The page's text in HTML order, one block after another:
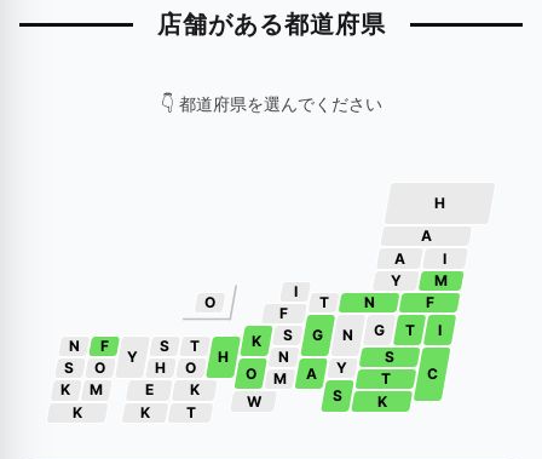
店舗がある都道府県
👇 都道府県を選んでください
H
A
I
M
A
Y
F
I
T
G
S
C
T
K
N
T
I
F
Y
N
G
S
A
M
S
K
O
H N
W
T
S
O
H
Y
T
K
E
K
F
S
N
K
O
M
K
O